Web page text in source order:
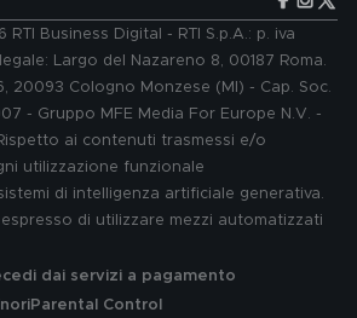
Business Digital - RTI S.p.A.: p. iva
Largo del Nazareno 8, 00187 Roma.
20093 Cologno Monzese (MI) - Cap. Soc.
- Gruppo MFE Media For Europe N.V. -
ai contenuti trasmessi e/o
utilizzazione funzionale
di intelligenza artificiale generativa.
di utilizzare mezzi automatizzati
dai servizi a pagamento
Parental Control